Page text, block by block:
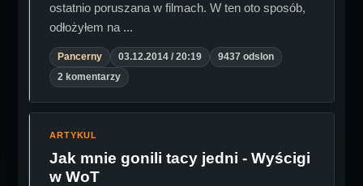
ostatnio poruszana w filmach. W ten oto sposób,
odłożyłem na ...
Pancerny 03.12.2014 / 20:19
9437 odslon
2 komentarzy
ARTYKUL
Jak mnie gonili tacy jedni - Wyścigi
w WoT